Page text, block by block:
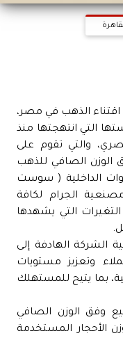
الذهب في مصر،
التي انتهجتها منذ
والتي تقوم على
الوزن الصافي للذهب
الداخلية ( سوست
الجرام لكاقة
التي يشهدها
الشركة الهادفة إلى
وتعزيز مستويات
بما يتيح للمستهلك
وفق الوزن الصافي
الأحجار المستخدمة